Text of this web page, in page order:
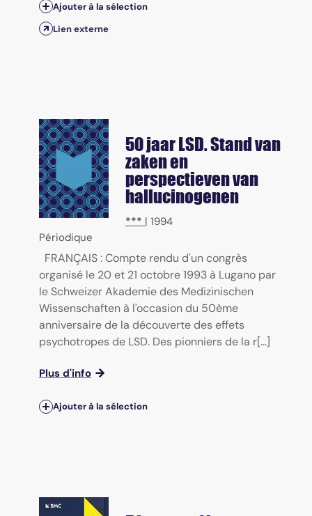
Ajouter à la sélection
Lien externe
50 jaar LSD. Stand van
zaken en
perspectieven van
hallucinogenen
*** | 1994
Périodique
FRANÇAIS : Compte rendu d'un congrès
organisé le 20 et 21 octobre 1993 à Lugano par
le Schweizer Akademie des Medizinischen
Wissenschaften à l'occasion du 50ème
anniversaire de la découverte des effets
psychotropes de LSD. Des pionniers de la r[...]
Plus d'info
Ajouter à la sélection